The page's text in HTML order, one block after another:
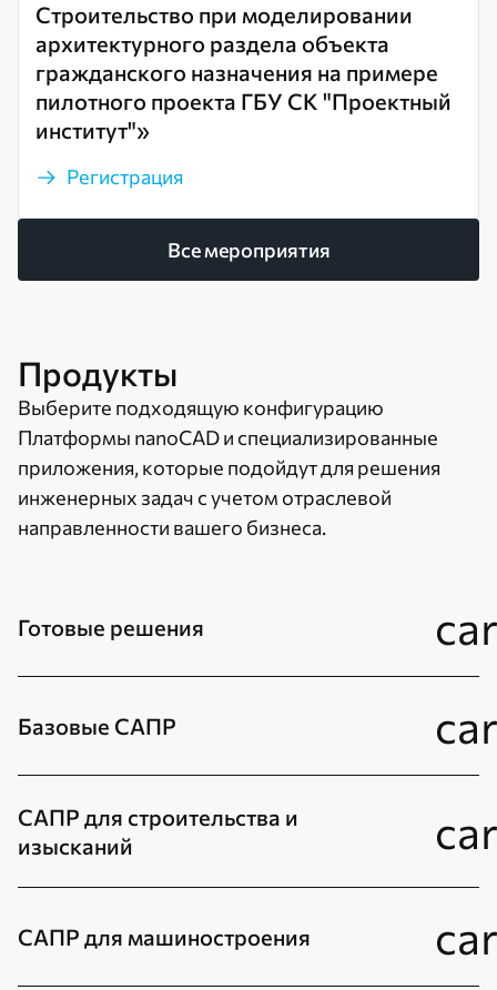
Строительство при моделировании
архитектурного раздела объекта
гражданского назначения на примере
пилотного проекта ГБУ СК "Проектный
институт"»
Регистрация
Все мероприятия
Продукты
Выберите подходящую конфигурацию
Платформы nanoCAD и специализированные
приложения, которые подойдут для решения
инженерных задач с учетом отраслевой
направленности вашего бизнеса.
Готовые решения
Базовые САПР
САПР для строительства и
изысканий
САПР для машиностроения